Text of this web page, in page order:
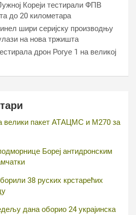
Кореји тестирали ФПВ
до 20 километара
шири серијску производњу
на нова тржишта
дрон Рогуе 1 на великој
велики пакет АТАЦМС и М270 за
Бореј антидронским
38 руских крстарећих
дана оборио 24 украјинска